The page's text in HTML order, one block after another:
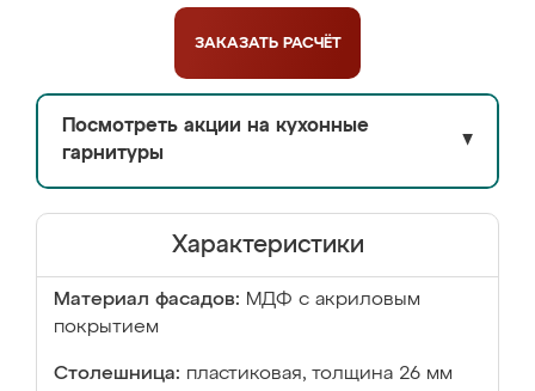
ЗАКАЗАТЬ РАСЧЁТ
Посмотреть акции на кухонные
гарнитуры
▼
Характеристики
Материал фасадов: МДФ с акриловым
покрытием
Столешница: пластиковая, толщина 26 мм